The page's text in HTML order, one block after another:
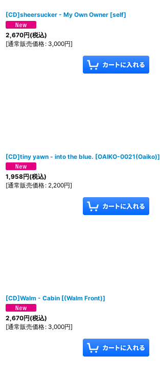
[CD]sheersucker - My Own Owner [self]
2,670円(税込)
[通常販売価格: 3,000円]
[CD]tiny yawn - into the blue. [OAIKO-0021(Oaiko)]
1,958円(税込)
[通常販売価格: 2,200円]
[CD]Walm - Cabin [(Walm Front)]
2,670円(税込)
[通常販売価格: 3,000円]